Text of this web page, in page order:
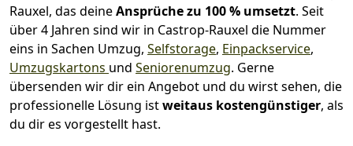
Rauxel, das deineAnsprüche zu 100 % umsetzt. Seit
über 4 Jahren sind wir in Castrop-Rauxel die Nummer
eins in Sachen Umzug, Selfstorage, Einpackservice,
Umzugskartons und Seniorenumzug. Gerne
übersenden wir dir ein Angebot und du wirst sehen, die
professionelle Lösung istweitaus kostengünstiger, als
du dir es vorgestellt hast.